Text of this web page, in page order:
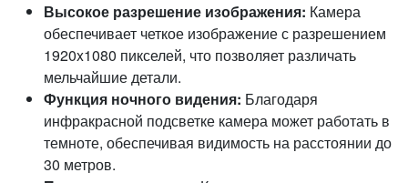
Высокое разрешение изображения: Камера
обеспечивает четкое изображение с разрешением
1920x1080 пикселей, что позволяет различать
мельчайшие детали.
Функция ночного видения: Благодаря
инфракрасной подсветке камера может работать в
темноте, обеспечивая видимость на расстоянии до
30 метров.